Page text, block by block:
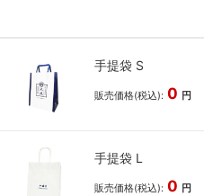
手提袋 S
販売価格(税込): 0 円
手提袋 L
販売価格(税込): 0 円